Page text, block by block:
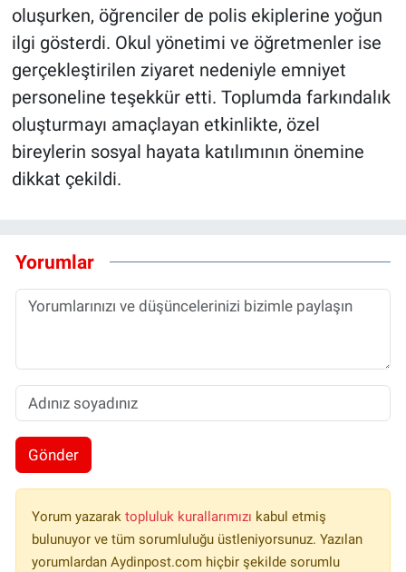
oluşurken, öğrenciler de polis ekiplerine yoğun
ilgi gösterdi. Okul yönetimi ve öğretmenler ise
gerçekleştirilen ziyaret nedeniyle emniyet
personeline teşekkür etti. Toplumda farkındalık
oluşturmayı amaçlayan etkinlikte, özel
bireylerin sosyal hayata katılımının önemine
dikkat çekildi.
Yorumlar
Gönder
Yorum yazarak topluluk kurallarımızı kabul etmiş
bulunuyor ve tüm sorumluluğu üstleniyorsunuz. Yazılan
yorumlardan Aydinpost.com hiçbir şekilde sorumlu